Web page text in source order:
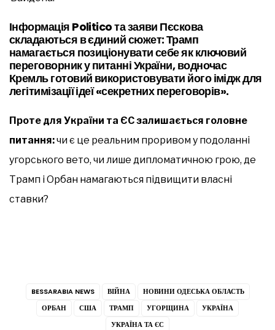
Інформація Politico та заяви Пєскова
складаються в єдиний сюжет: Трамп
намагається позиціонувати себе як ключовий
переговорник у питанні України, водночас
Кремль готовий використовувати його імідж для
легітимізації ідеї «секретних переговорів».
Проте для України та ЄС залишається головне
питання:чи є це реальним проривом у подоланні
угорського вето, чи лише дипломатичною грою, де
Трамп і Орбан намагаються підвищити власні
ставки?
BESSARABIA NEWS ВІЙНА
НОВИНИ ОДЕСЬКА ОБЛАСТЬ
ОРБАН
США ТРАМП УГОРЩИНА
УКРАЇНА
УКРАЇНА ТА ЄС